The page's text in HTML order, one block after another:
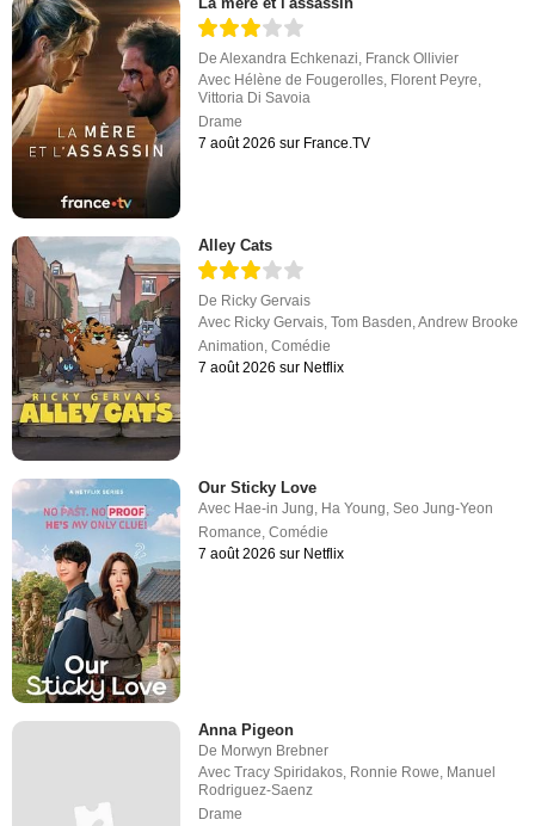
DeAlexandra Echkenazi Franck Ollivier
Avec Hélène de Fougerolles Florent Peyre
Vittoria Di Savoia
Drame
7 août 2026 sur France.TV
Alley Cats
De Ricky Gervais
Avec Ricky Gervais,Tom Basden,Andrew Brooke
Animation,Comédie
7 août 2026 sur Netflix
Our Sticky Love
Avec Hae-in Jung, Ha Young,Seo Jung-Yeon
Romance,Comédie
7 août 2026 sur Netflix
Anna Pigeon
De Morwyn Brebner
AvecTracy Spiridakos, Ronnie Rowe, Manuel
Rodriguez-Saenz
Drame